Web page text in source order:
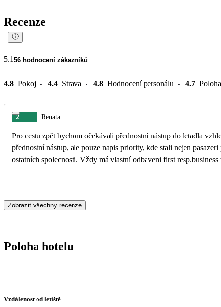
Recenze
5.1 56 hodnocení zákazníků
4.8 Pokoj 4.4 Strava 4.8 Hodnocení personálu 4.7 Poloha
2 Renata
Pro cestu zpět bychom očekávali přednostní nástup do letadla
přednostní nástup, ale pouze napis priority, kde stali nejen
ostatních spolecnosti. Vždy má vlastní odbaveni first resp.business
Zobrazit všechny recenze
Poloha hotelu
Vzdálenost od letiště